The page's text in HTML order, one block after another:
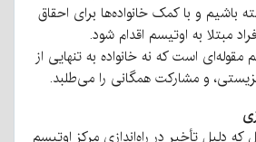
باشیم و با کمک خانواده‌ها برای احقاق
مبتلا به اوتیسم اقدام شود.
مقوله‌ای است که نه خانواده به تنهایی از
و مشارکت همگانی را می‌طلبد.
دلیل تأخیر در راه‌اندازی مرکز اوتیسم